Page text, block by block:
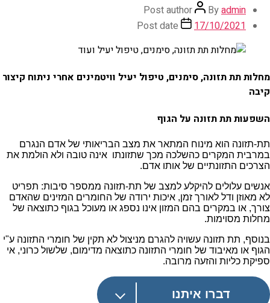
Post author Byadmin
Post date
17/10/2021
מחלות תת תזונה, סימנים, טיפול יעיל וויטמינים אחרי ניתוח קיצור
קיבה
השפעות תת תזונה על הגוף
תת-תזונה הוא מינוח המתאר את מצב הבריאותי של אדם הנגרם
במרבית המקרים כהשלכה מכך שתזונתו אינה טובה ולא הולמת את
הצרכים התזונתיים של אותו אדם.
אנשים עלולים להיקלע למצב של תת-תזונה ממספר סיבות: תפריט
לא מאוזן ודל לאורך זמן, איכות ירודה של החומרים המזינים שהאדם
צורך, או במקרים בהם המזון אינו נספג או מעוכל בגוף כתוצאה של
מחלות מסוימות.
בנוסף, תת תזונה עשויה להגרם מניצול לא תקין של חומרי התזונה ע"י
הגוף או מאיבוד של חומרי התזונה כתוצאה מדימום, שלשול כרוני, אי
ספיקת כליות והזעה מרובה.
דברו איתנו